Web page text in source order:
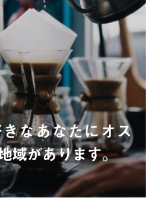
なあなたにオス
域があります。